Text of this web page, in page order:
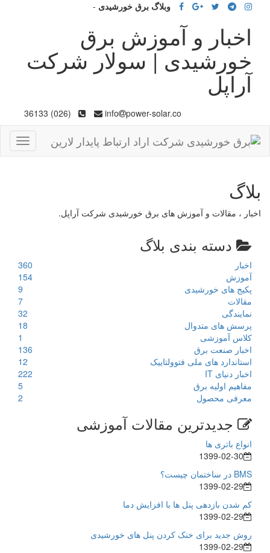
وبلاگ برق خورشیدی -
اخبار و آموزش برق
خورشیدی | سولار شرکت
آراپل
info power-solar.co
(026) 36133
بلاگ
اخبار ، مقالات و آموزش های برق خورشیدی شرکت آراپل.
دسته بندی بلاگ
اخبار
360
آموزش
154
پکیج های خورشیدی
9
مقالات
7
نمایندگی
32
پرسش های متدوال
18
کلاس آموزشی
1
اخبار صنعت برق
136
استاندارد های ملی فتوولتاییک
12
اخبار دنیای IT
222
مفاهیم اولیه برق
5
معرفی محصول
2
جدیدترین مقالات آموزشی
انواع باتری ها
1399-02-30
BMS در ساختمان چیست؟
1399-02-29
کم شدن بازدهی پنل ها با افزایش دما
1399-02-29
روش جدید برای خنک کردن پنل های خورشیدی
1399-02-29